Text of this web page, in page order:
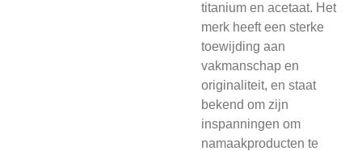
titanium en acetaat. Het
merk heeft een sterke
toewijding aan
vakmanschap en
originaliteit, en staat
bekend om zijn
inspanningen om
namaakproducten te